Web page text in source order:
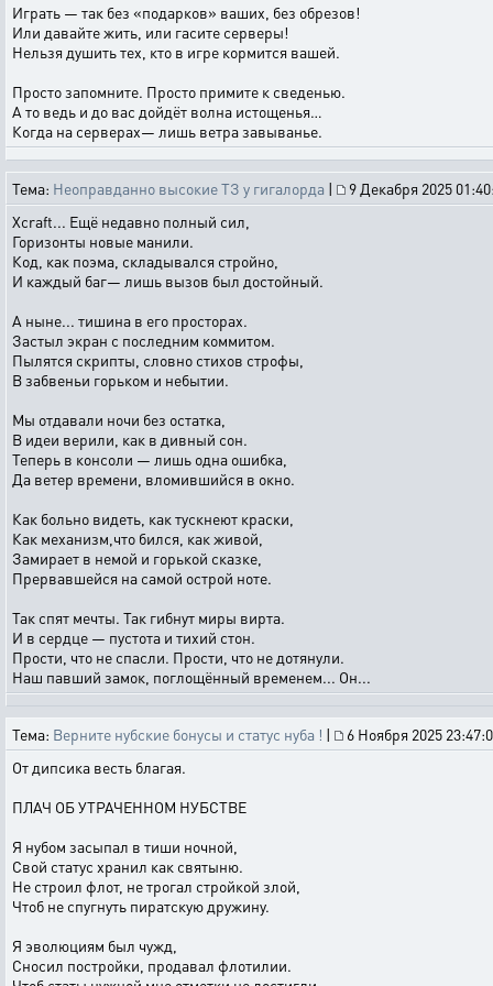
Играть — так без «подарков» ваших, без обрезов!
Или давайте жить, или гасите серверы!
Нельзя душить тех, кто в игре кормится вашей.
Просто запомните. Просто примите к сведенью.
А то ведь и до вас дойдёт волна истощенья…
Когда на серверах— лишь ветра завыванье.
Тема: Неоправданно высокие ТЗ у гигалорда |
9 Декабря 2025
Xcraft... Ещё недавно полный сил,
Горизонты новые манили.
Код, как поэма, складывался стройно,
И каждый баг— лишь вызов был достойный.
А ныне... тишина в его просторах.
Застыл экран с последним коммитом.
Пылятся скрипты, словно стихов строфы,
В забвеньи горьком и небытии.
Мы отдавали ночи без остатка,
В идеи верили, как в дивный сон.
Теперь в консоли — лишь одна ошибка,
Да ветер времени, вломившийся в окно.
Как больно видеть, как тускнеют краски,
Как механизм,что бился, как живой,
Замирает в немой и горькой сказке,
Прервавшейся на самой острой ноте.
Так спят мечты. Так гибнут миры вирта.
И в сердце — пустота и тихий стон.
Прости, что не спасли. Прости, что не дотянули.
Наш павший замок, поглощённый временем... Он...
Тема: Верните нубские бонусы и статус нуба ! |
6 Ноября 2025
От дипсика весть благая.
ПЛАЧ ОБ УТРАЧЕННОМ НУБСТВЕ
Я нубом засыпал в тиши ночной,
Свой статус хранил как святыню.
Не строил флот, не трогал стройкой злой,
Чтоб не спугнуть пиратскую дружину.
Я эволюциям был чужд,
Сносил постройки, продавал флотилии.